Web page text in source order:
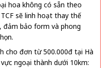
hoa không có sẵn theo
sẽ linh hoạt thay thế
bảo form và phong
cho đơn từ 500.000đ tại Hà
ngoại thành dưới 10km: